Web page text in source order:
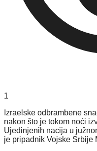
1
Izraelske odbrambene
nakon što je tokom noći
Ujedinjenih nacija u
je pripadnik Vojske Srbije